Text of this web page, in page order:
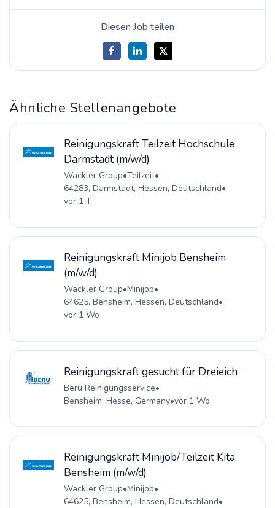
Diesen Job teilen
Ähnliche Stellenangebote
Reinigungskraft Teilzeit Hochschule
Darmstadt (m/w/d)
Wackler Group•Teilzeit•
64283, Darmstadt, Hessen, Deutschland•
vor 1 T
Reinigungskraft Minijob Bensheim
(m/w/d)
Wackler Group•Minijob•
64625, Bensheim, Hessen, Deutschland•
vor 1 Wo
Reinigungskraft gesucht für Dreieich
Beru Reinigungsservice•
Bensheim, Hesse, Germany•vor 1 Wo
Reinigungskraft Minijob/Teilzeit Kita
Bensheim (m/w/d)
Wackler Group•Minijob•
64625, Bensheim, Hessen, Deutschland•